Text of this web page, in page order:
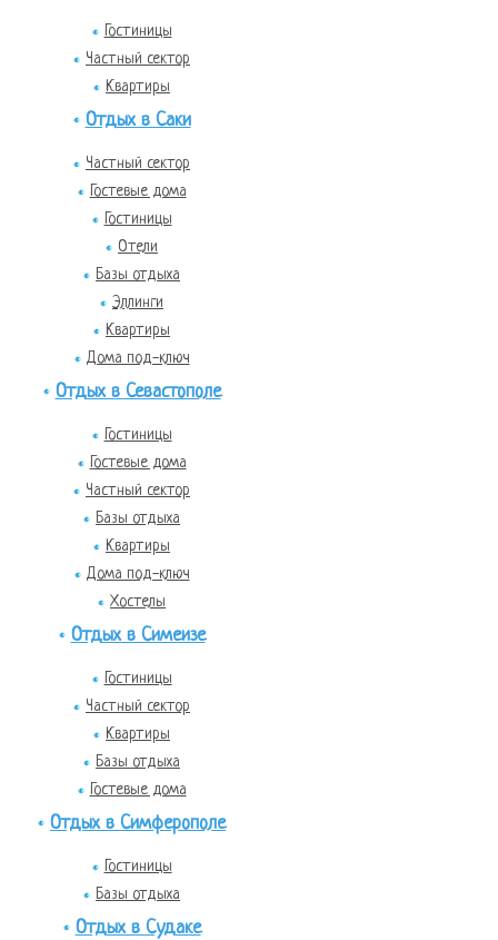
Гостиницы
Частный сектор
Квартиры
Отдых в Саки
Частный сектор
Гостевые дома
Гостиницы
Отели
Базы отдыха
Эллинги
Квартиры
Дома под-ключ
Отдых в Севастополе
Гостиницы
Гостевые дома
Частный сектор
Базы отдыха
Квартиры
Дома под-ключ
Хостелы
Отдых в Симеизе
Гостиницы
Частный сектор
Квартиры
Базы отдыха
Гостевые дома
Отдых в Симферополе
Гостиницы
Базы отдыха
Отдых в Судаке